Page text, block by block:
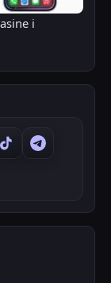
i